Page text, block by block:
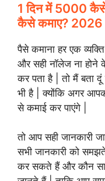
1 दिन में 5000
कैसे कमाए? 2026
पैसे कमाना हर एक
और सही नॉलेज ना होने
कर पता है | तो मैं बता
भी है | क्योंकि अगर
से कमाई कर पाएंगे |
तो आप सही जानकारी
सभी जानकारी को
कर सकते हैं और कौन सा